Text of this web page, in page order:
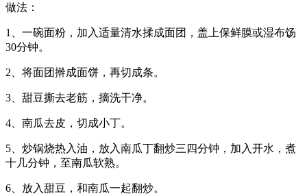
做法：
1、一碗面粉，加入适量清水揉成面团，盖上保鲜膜或湿布饧
30分钟。
2、将面团擀成面饼，再切成条。
3、甜豆撕去老筋，摘洗干净。
4、南瓜去皮，切成小丁。
5、炒锅烧热入油，放入南瓜丁翻炒三四分钟，加入开水，煮
十几分钟，至南瓜软熟。
6、放入甜豆，和南瓜一起翻炒。